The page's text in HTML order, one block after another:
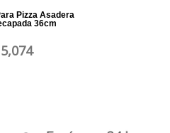
Pizza Asadera
36cm